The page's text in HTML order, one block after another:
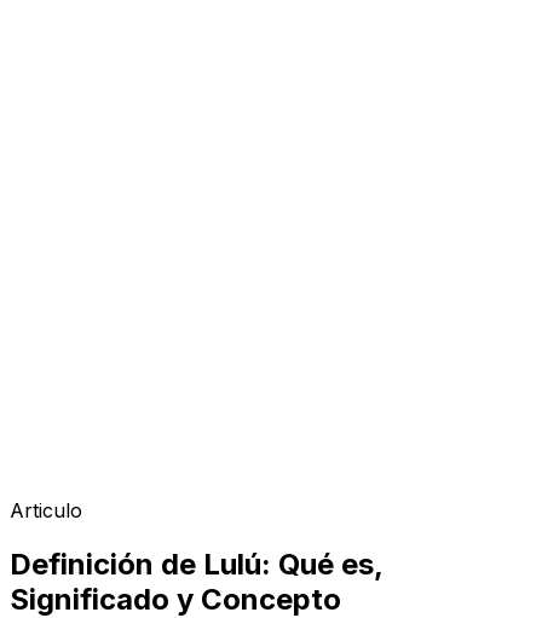
Articulo
Definición de Lulú: Qué es,
Significado y Concepto